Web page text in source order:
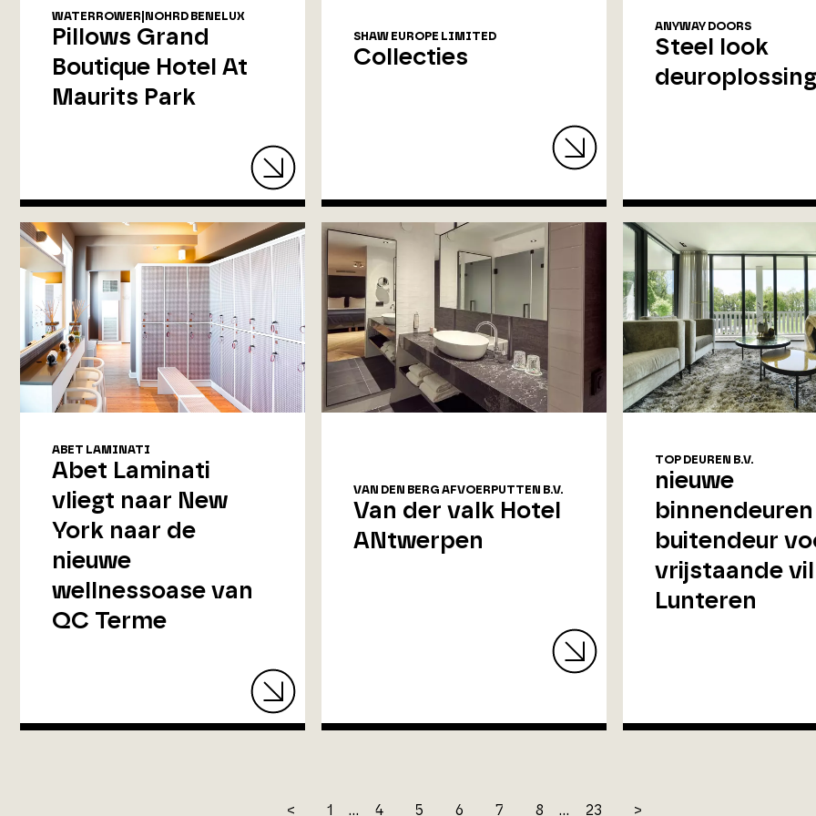
WATERROWER|NOHRD BENELUX
Pillows Grand
Boutique Hotel At
Maurits Park
SHAW EUROPE LIMITED
Collecties
ANYWAY DOORS
Steel look
ABET LAMINATI
Abet Laminati
vliegt naar New
York naar de
nieuwe
wellnessoase van
QC Terme
VAN DEN BERG AFVOERPUTTEN B.V.
Van der valk Hotel
ANtwerpen
TOP DEUREN B.V.
nieuwe
buitendeur
vrijstaande
Lunteren
< 1 ... 4 5 6 7 8 ... 23 >